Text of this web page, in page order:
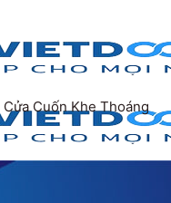
Cửa Cuốn Khe Thoáng